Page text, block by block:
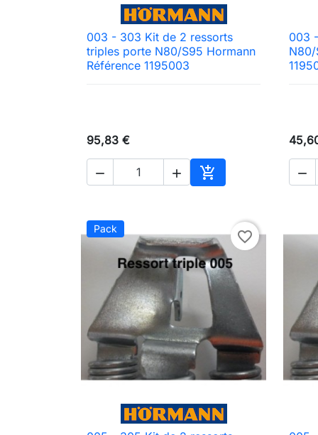
 Aperçu rapide
003 - 303 Kit de 2 ressorts
triples porte N80/S95 Hormann
Référence 1195003
95,83 €
  
Ajouter au panier
003
N80/

Pack favorite_border